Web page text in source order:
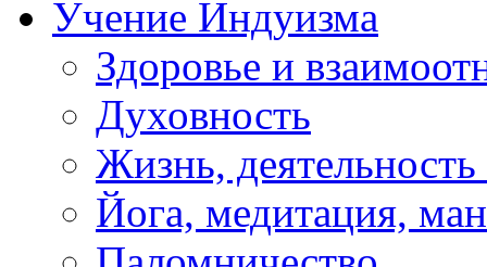
Учение Индуизма
Здоровье и
Духовность
Жизнь, деятельность
Йога, медитация,